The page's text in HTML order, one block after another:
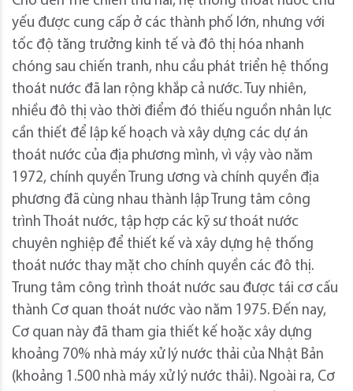
yếu được cung cấp ở các thành phố lớn, nhưng với
tốc độ tăng trưởng kinh tế và đô thị hóa nhanh
chóng sau chiến tranh, nhu cầu phát triển hệ thống
thoát nước đã lan rộng khắp cả nước. Tuy nhiên,
nhiều đô thị vào thời điểm đó thiếu nguồn nhân lực
cần thiết để lập kế hoạch và xây dựng các dự án
thoát nước của địa phương mình, vì vậy vào năm
1972, chính quyền Trung ương và chính quyền địa
phương đã cùng nhau thành lập Trung tâm công
trình Thoát nước, tập hợp các kỹ sư thoát nước
chuyên nghiệp để thiết kế và xây dựng hệ thống
thoát nước thay mặt cho chính quyền các đô thị.
Trung tâm công trình thoát nước sau được tái cơ cấu
thành Cơ quan thoát nước vào năm 1975. Đến nay,
Cơ quan này đã tham gia thiết kế hoặc xây dựng
khoảng 70% nhà máy xử lý nước thải của Nhật Bản
(khoảng 1.500 nhà máy xử lý nước thải). Ngoài ra, Cơ